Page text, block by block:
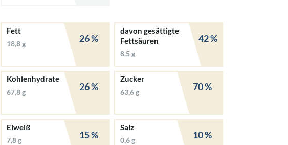
Fett
18,8 g 26 %
davon gesättigte
Fettsäuren
8,5 g
42 %
Kohlenhydrate
67,8 g 26 %
Zucker
63,6 g 70 %
Eiweiß
7,8 g 15 %
Salz
0,6 g 10 %